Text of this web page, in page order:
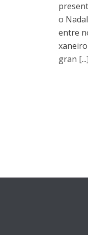
o
entre
gran [...]